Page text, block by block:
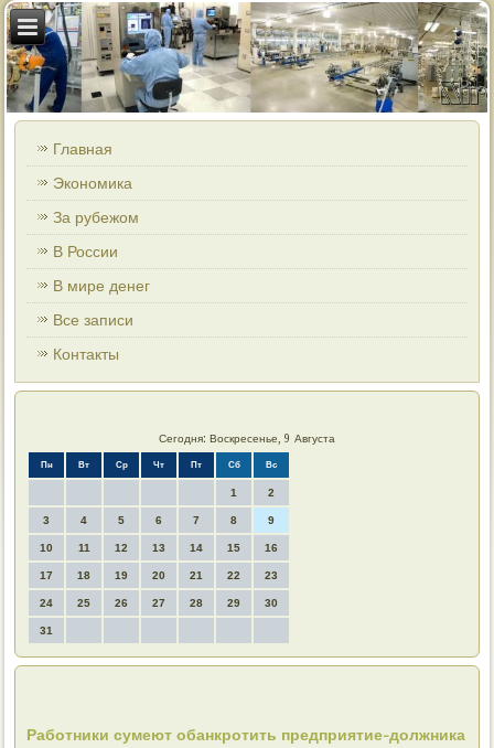
Главная
Экономика
За рубежом
В России
В мире денег
Все записи
Контакты
Сегодня: Воскресенье, 9 Августа
Пн Вт Ср Чт Пт Сб Вс
1 2
3 4 5 6 7 8 9
10 11 12 13 14 15 16
17 18 19 20 21 22 23
24 25 26 27 28 29 30
31
Работники сумеют обанкротить предприятие-должника